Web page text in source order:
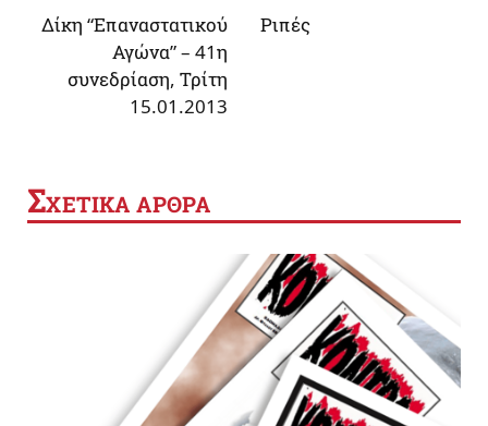
Δίκη “Επαναστατικού
Αγώνα” – 41η
συνεδρίαση, Τρίτη
15.01.2013
Ριπές
ΣΧΕΤΙΚΑ ΑΡΘΡΑ